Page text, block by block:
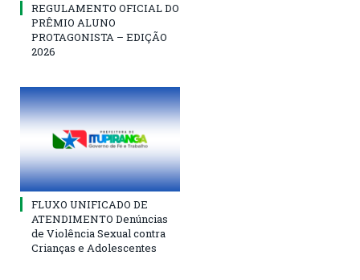
REGULAMENTO OFICIAL DO
PRÊMIO ALUNO
PROTAGONISTA – EDIÇÃO
2026
FLUXO UNIFICADO DE
ATENDIMENTO Denúncias
de Violência Sexual contra
Crianças e Adolescentes